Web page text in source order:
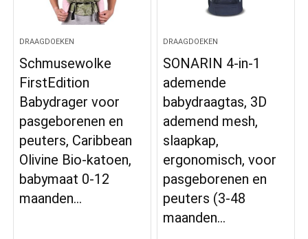
DRAAGDOEKEN
Schmusewolke
FirstEdition
Babydrager voor
pasgeborenen en
peuters, Caribbean
Olivine Bio-katoen,
babymaat 0-12
maanden…
DRAAGDOEKEN
SONARIN 4-in-1
ademende
babydraagtas, 3D
ademend mesh,
slaapkap,
ergonomisch, voor
pasgeborenen en
peuters (3-48
maanden…